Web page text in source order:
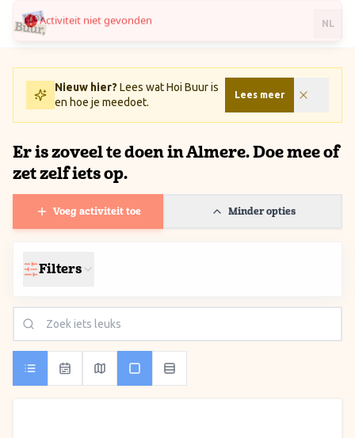
Ga naar inhoud / Skip to content
NL
Nieuw hier? Lees wat Hoi Buur is
en hoe je meedoet.
Lees meer
Er is zoveel te doen in Almere. Doe mee of
zet zelf iets op.
Voeg activiteit toe Minder opties
Filters